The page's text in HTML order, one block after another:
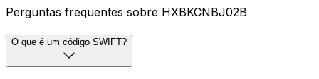
Perguntas frequentes sobre HXBKCNBJ02B
O que é um código SWIFT?